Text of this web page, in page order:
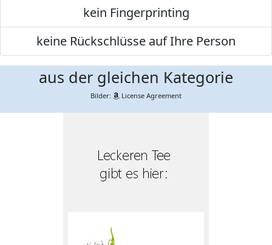
kein Fingerprinting
keine Rückschlüsse auf Ihre Person
aus der gleichen Kategorie
Bilder: License Agreement